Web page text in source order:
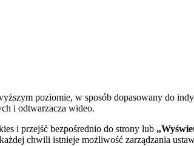
poziomie, w sposób dopasowany do
i odtwarzacza wideo.
i przejść bezpośrednio do strony lub
chwili istnieje możliwość zarządzania